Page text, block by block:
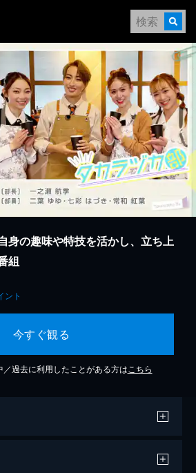
身の趣味や特技を活かし、立ち上
組
ント
今すぐ観る
／過去に利用したことがある方は こちら